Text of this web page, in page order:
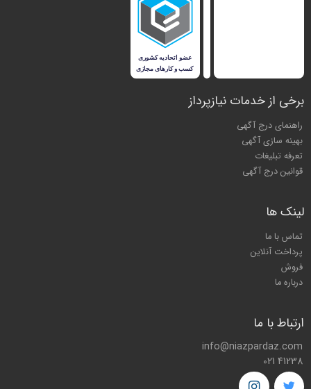
برخی از خدمات نیازپرداز
راهنمای درج آگهی
بهینه سازی آگهی
تعرفه تبلیغات
قوانین درج آگهی
لینک ها
تماس با ما
پرداخت آنلاین
فروش
درباره ما
ارتباط با ما
info@niazpardaz.com
021 41238